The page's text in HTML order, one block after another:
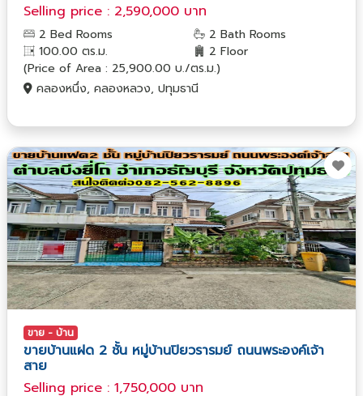
Selling price : 2,590,000 บาท
2 Bed Rooms
2 Bath Rooms
100.00 ตร.ม.
2 Floor
(Price of Area : 25,900.00 บ./ตร.ม.)
คลองหนึ่ง, คลองหลวง, ปทุมธานี
ขาย - บ้าน
ขายบ้านแฝด 2 ชั้น หมู่บ้านปิยวรารมย์ ถนนพระองค์เจ้า
สาย
Selling price : 1,750,000 บาท